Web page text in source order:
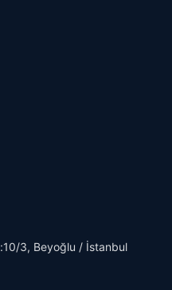
3, Beyoğlu / İstanbul